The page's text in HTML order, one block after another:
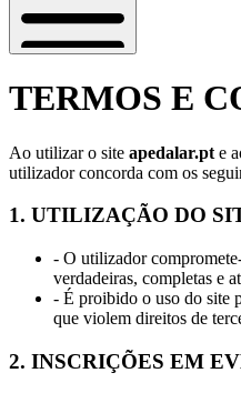
TERMOS E
Ao utilizar o site apedalar.pt e
utilizador concorda com os
1. UTILIZAÇÃO DO
- O utilizador
verdadeiras, completas e
- É proibido o uso do site
que violem direitos de
2. INSCRIÇÕES EM